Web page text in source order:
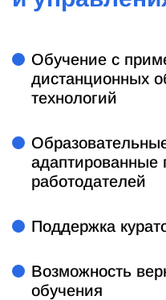
Обучение с
дистанционных
технологий
адаптированные
работодателей
Поддержка
Возможность
обучения